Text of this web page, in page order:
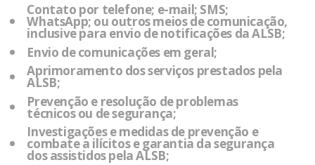
Contato por telefone; e-mail; SMS;
WhatsApp; ou outros meios de comunicação,
inclusive para envio de notificações daALSB;
Envio de comunicações em geral;
Aprimoramento dos serviços prestados pela
ALSB;
Prevenção e resolução de problemas
técnicos ou de segurança;
Investigações e medidas de prevenção e
combate a ilícitos e garantia da segurança
dos assistidos pelaALSB;